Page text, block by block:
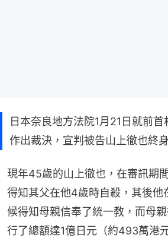
日本奈良地方法院1月21日就前
作出裁決，宣判被告山上徹也終
現年45歲的山上徹也，在審訊期
得知其父在他4歲時自殺，其後他
候得知母親信奉了統一教，而母
行了總額達1億日元（約493萬港